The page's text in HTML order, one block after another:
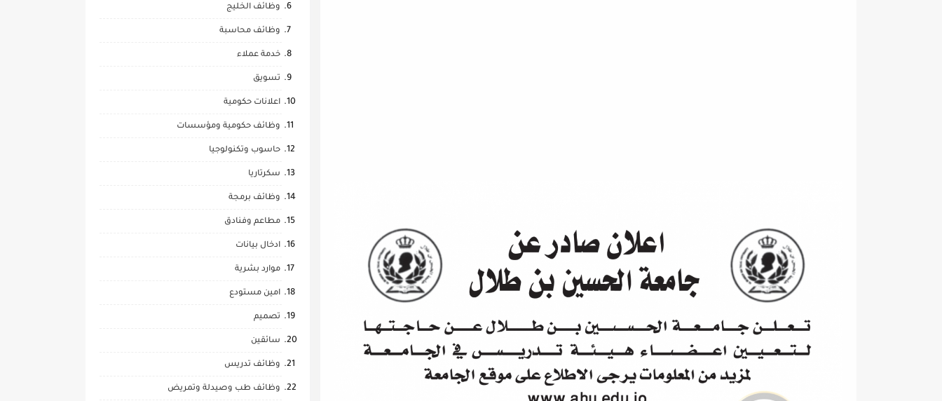
وظائف الخليج
وظائف محاسبة
خدمة عملاء
تسويق
اعلانات حكومية
وظائف حكومية ومؤسسات
حاسوب وتكنولوجيا
سكرتاريا
وظائف برمجة
مطاعم وفنادق
ادخال بيانات
موارد بشرية
امين مستودع
تصميم
سائقين
وظائف تدريس
وظائف طب وصيدلة وتمريض